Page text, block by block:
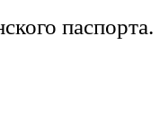
паспорта.